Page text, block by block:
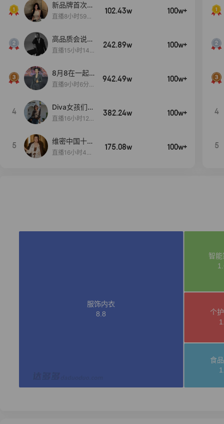
新品牌首次大
上新
直播8小时59分
102.43w 100w+
高品质会说
话….
直播15小时14
242.89w 100w+
8月8在一起
生日献礼盛典
直播9小时6分1
942.49w 100w+
4
Diva女孩们集
合啦~意大利
直播16小时12
382.24w 100w+
5
维密中国十周
年 与你如此
直播16小时48
175.08w 100w+
4
5